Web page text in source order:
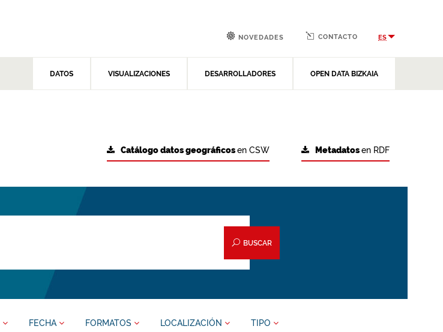
DATOS VISUALIZACIONES DESARROLLADORES OPEN DATA BIZKAIA
NOVEDADES CONTACTO ES
Metadatosen RDF
Catálogo datos geográficosen CSW
BUSCAR
FECHA FORMATOS LOCALIZACIÓN TIPO